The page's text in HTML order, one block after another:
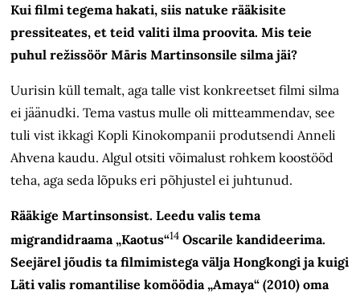
Kui filmi tegema hakati, siis natuke rääkisite
pressiteates, et teid valiti ilma proovita. Mis teie
puhul režissöör Māris Martinsonsile silma jäi?
Uurisin küll temalt, aga talle vist konkreetset filmi silma
ei jäänudki. Tema vastus mulle oli mitteammendav, see
tuli vist ikkagi Kopli Kinokompanii produtsendi Anneli
Ahvena kaudu. Algul otsiti võimalust rohkem koostööd
teha, aga seda lõpuks eri põhjustel ei juhtunud.
Rääkige Martinsonsist. Leedu valis tema
migrandidraama „Kaotus“14 Oscarile kandideerima.
Seejärel jõudis ta filmimistega välja Hongkongi ja kuigi
Läti valis romantilise komöödia „Amaya“ (2010) oma